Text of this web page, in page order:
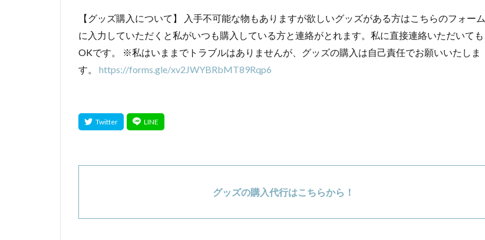
【グッズ購入について】 入手不可能な物もありますが欲しいグッズがある方はこちらのフォーム
に入力していただくと私がいつも購入している方と連絡がとれます。私に直接連絡いただいても
OKです。 ※私はいままでトラブルはありませんが、グッズの購入は自己責任でお願いいたしま
す。 https://forms.gle/xv2JWYBRbMT89Rqp6
グッズの購入代行はこちらから！